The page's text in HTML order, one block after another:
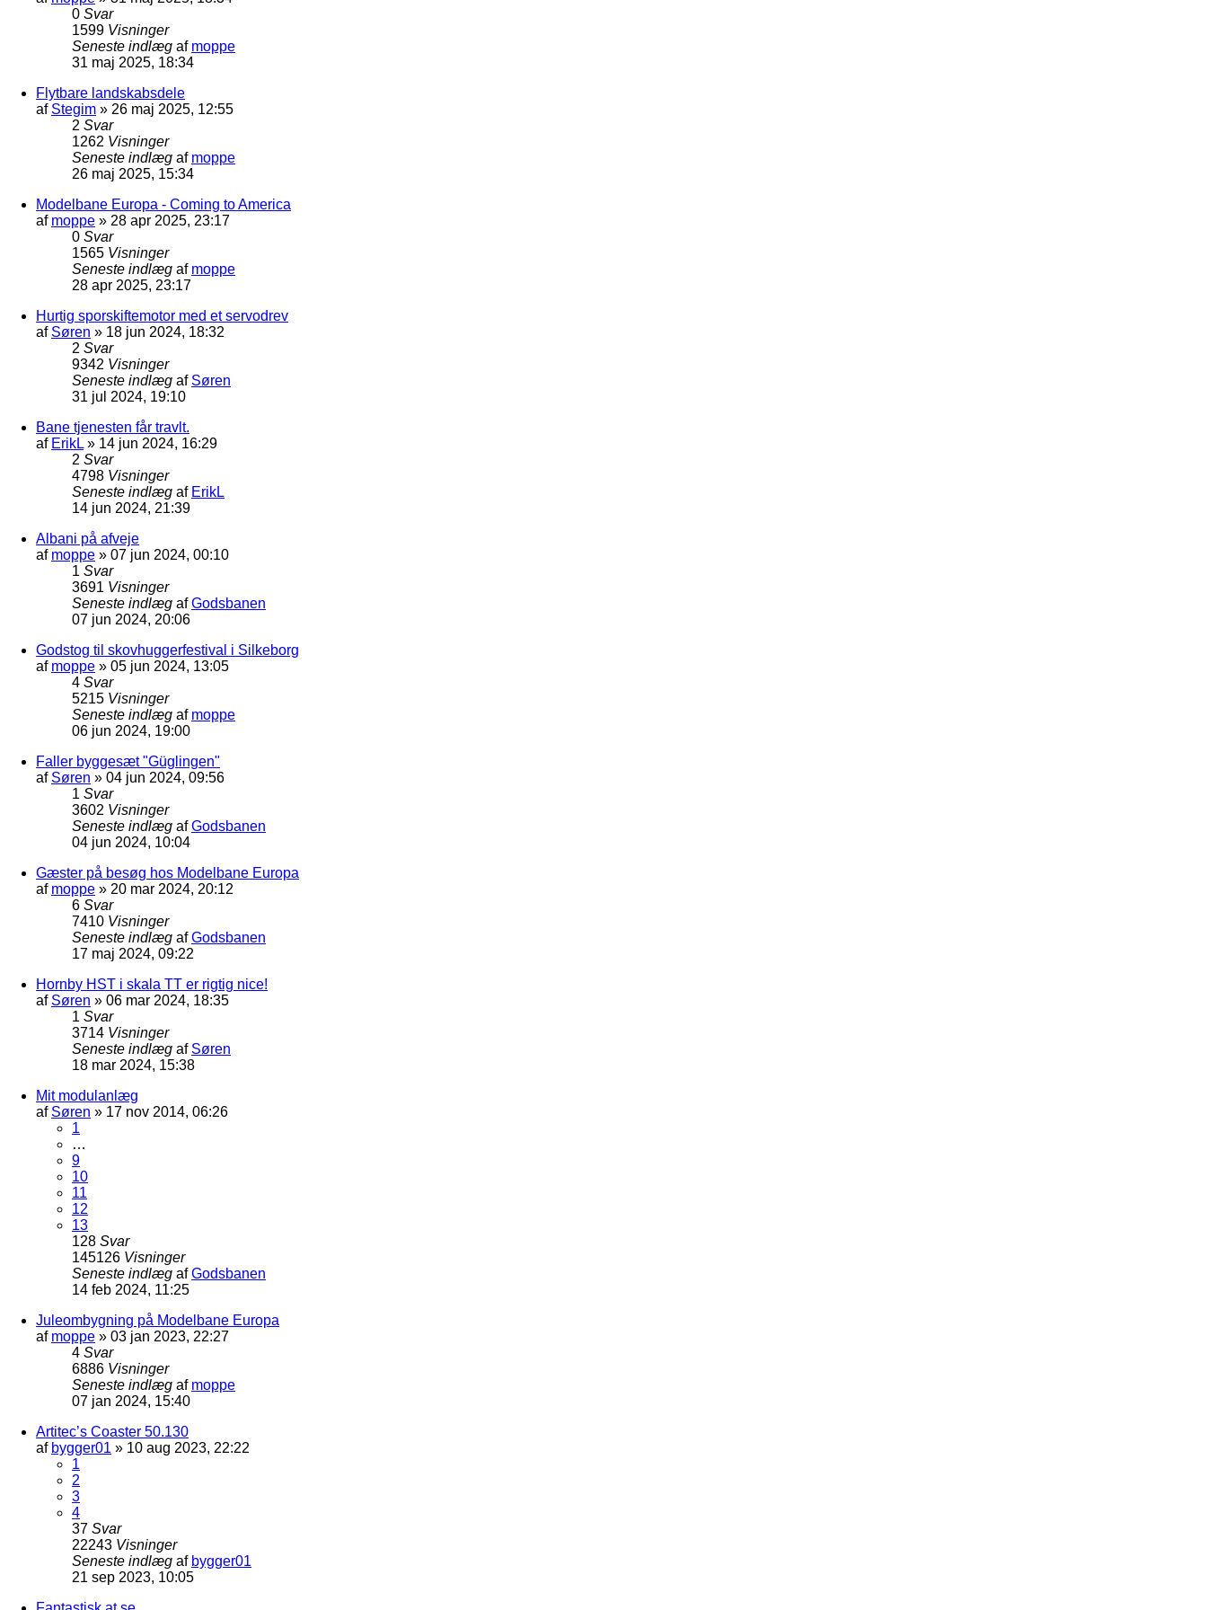
0 Svar
1599 Visninger
Seneste indlæg af moppe
31 maj 2025, 18:34
Flytbare landskabsdele
af Stegim » 26 maj 2025, 12:55
2 Svar
1262 Visninger
Seneste indlæg af moppe
26 maj 2025, 15:34
Modelbane Europa - Coming to America
af moppe » 28 apr 2025, 23:17
0 Svar
1565 Visninger
Seneste indlæg af moppe
28 apr 2025, 23:17
Hurtig sporskiftemotor med et servodrev
af Søren » 18 jun 2024, 18:32
2 Svar
9342 Visninger
Seneste indlæg af Søren
31 jul 2024, 19:10
Bane tjenesten får travlt.
af ErikL » 14 jun 2024, 16:29
2 Svar
4798 Visninger
Seneste indlæg af ErikL
14 jun 2024, 21:39
Albani på afveje
af moppe » 07 jun 2024, 00:10
1 Svar
3691 Visninger
Seneste indlæg afGodsbanen
07 jun 2024, 20:06
Godstog til skovhuggerfestival i Silkeborg
af moppe » 05 jun 2024, 13:05
4 Svar
5215 Visninger
Seneste indlæg af moppe
06 jun 2024, 19:00
Faller byggesæt "Güglingen"
af Søren » 04 jun 2024, 09:56
1 Svar
3602 Visninger
Seneste indlæg afGodsbanen
04 jun 2024, 10:04
Gæster på besøg hos Modelbane Europa
af moppe » 20 mar 2024, 20:12
6 Svar
7410 Visninger
Seneste indlæg afGodsbanen
17 maj 2024, 09:22
Hornby HST i skala TT er rigtig nice!
af Søren » 06 mar 2024, 18:35
1 Svar
3714 Visninger
Seneste indlæg af Søren
18 mar 2024, 15:38
Mit modulanlæg
af Søren » 17 nov 2014, 06:26
1
…
9
10
11
12
13
128 Svar
145126 Visninger
Seneste indlæg afGodsbanen
14 feb 2024, 11:25
Juleombygning på Modelbane Europa
af moppe » 03 jan 2023, 22:27
4 Svar
6886 Visninger
Seneste indlæg af moppe
07 jan 2024, 15:40
Artitec’s Coaster 50.130
af bygger01 » 10 aug 2023, 22:22
1
2
3
4
37 Svar
22243 Visninger
Seneste indlæg af bygger01
21 sep 2023, 10:05